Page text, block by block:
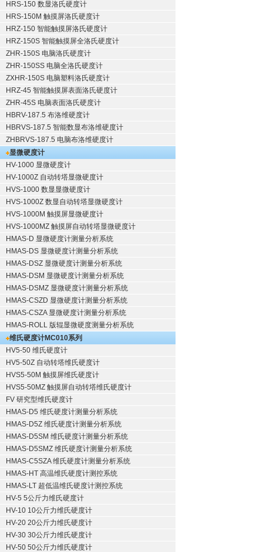
HRS-150 数显洛氏硬度计
HRS-150M 触摸屏洛氏硬度计
HRZ-150 智能触摸屏洛氏硬度计
HRZ-150S 智能触摸屏全洛氏硬度计
ZHR-150S 电脑洛氏硬度计
ZHR-150SS 电脑全洛氏硬度计
ZXHR-150S 电脑塑料洛氏硬度计
HRZ-45 智能触摸屏表面洛氏硬度计
ZHR-45S 电脑表面洛氏硬度计
HBRV-187.5 布洛维硬度计
HBRVS-187.5 智能数显布洛维硬度计
ZHBRVS-187.5 电脑布洛维硬度计
显微硬度计
HV-1000 显微硬度计
HV-1000Z 自动转塔显微硬度计
HVS-1000 数显显微硬度计
HVS-1000Z 数显自动转塔显微硬度计
HVS-1000M 触摸屏显微硬度计
HVS-1000MZ 触摸屏自动转塔显微硬度计
HMAS-D 显微硬度计测量分析系统
HMAS-DS 显微硬度计测量分析系统
HMAS-DSZ 显微硬度计测量分析系统
HMAS-DSM 显微硬度计测量分析系统
HMAS-DSMZ 显微硬度计测量分析系统
HMAS-CSZD 显微硬度计测量分析系统
HMAS-CSZA 显微硬度计测量分析系统
HMAS-ROLL 版辊显微硬度测量分析系统
维氏硬度计MC010系列
HV5-50 维氏硬度计
HV5-50Z 自动转塔维氏硬度计
HVS5-50M 触摸屏维氏硬度计
HVS5-50MZ 触摸屏自动转塔维氏硬度计
FV 研究型维氏硬度计
HMAS-D5 维氏硬度计测量分析系统
HMAS-D5Z 维氏硬度计测量分析系统
HMAS-D5SM 维氏硬度计测量分析系统
HMAS-D5SMZ 维氏硬度计测量分析系统
HMAS-C5SZA 维氏硬度计测量分析系统
HMAS-HT 高温维氏硬度计测控系统
HMAS-LT 超低温维氏硬度计测控系统
HV-5 5公斤力维氏硬度计
HV-10 10公斤力维氏硬度计
HV-20 20公斤力维氏硬度计
HV-30 30公斤力维氏硬度计
HV-50 50公斤力维氏硬度计